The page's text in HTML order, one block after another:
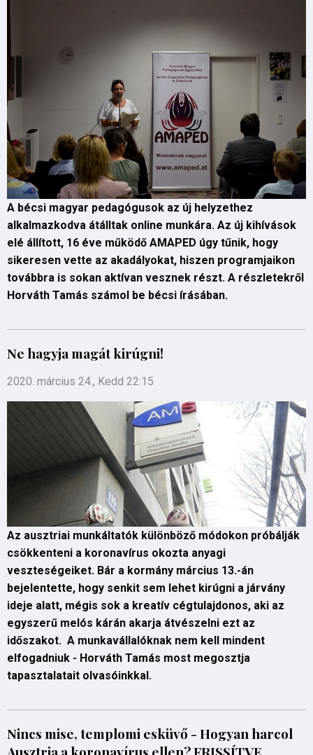
A bécsi magyar pedagógusok az új helyzethez
alkalmazkodva átálltak online munkára. Az új kihívások
elé állított, 16 éve működő AMAPED úgy tűnik, hogy
sikeresen vette az akadályokat, hiszen programjaikon
továbbra is sokan aktívan vesznek részt. A részletekről
Horváth Tamás számol be bécsi írásában.
Ne hagyja magát kirúgni!
2020. március 24., Kedd 22:15
Az ausztriai munkáltatók különböző módokon próbálják
csökkenteni a koronavírus okozta anyagi
veszteségeiket. Bár a kormány március 13.-án
bejelentette, hogy senkit sem lehet kirúgni a járvány
ideje alatt, mégis sok a kreatív cégtulajdonos, aki az
egyszerű melós kárán akarja átvészelni ezt az
időszakot. A munkavállalóknak nem kell mindent
elfogadniuk - Horváth Tamás most megosztja
tapasztalatait olvasóinkkal.
Nincs mise, templomi esküvő - Hogyan harcol
Ausztria a koronavírus ellen? FRISSÍTVE